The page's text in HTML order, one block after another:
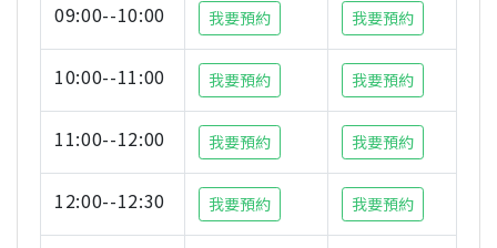
09:00--10:00 我要預約 我要預約
10:00--11:00 我要預約 我要預約
11:00--12:00 我要預約 我要預約
12:00--12:30 我要預約 我要預約